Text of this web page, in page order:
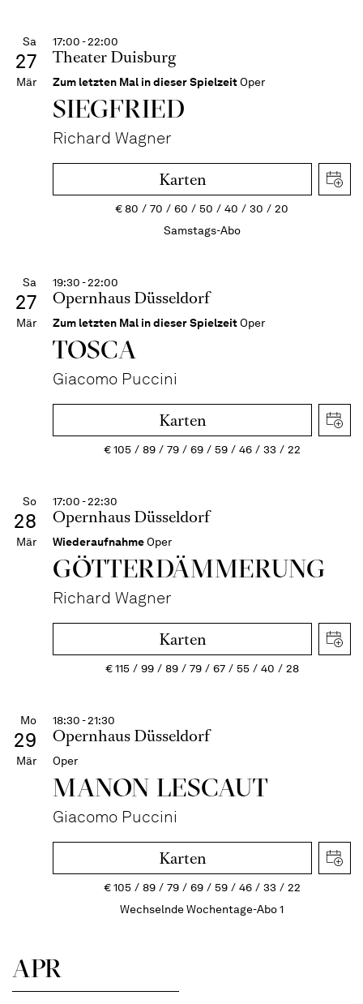
Sa
27
Mär
17:00 - 22:00
Theater Duisburg
Zum letzten Mal in dieser SpielzeitOper
SIEG­FRIED
Richard Wagner
Karten
€80 70 60 50 40 30
20
Samstags-Abo
Sa
27
Mär
19:30 - 22:00
Opernhaus Düsseldorf
Zum letzten Mal in dieser SpielzeitOper
TOSCA
Giacomo Puccini
Karten
€105 89 79 69 59 46 33 22
So
28
Mär
17:00 - 22:30
Opernhaus Düsseldorf
WiederaufnahmeOper
GÖTTER­DÄMMERUNG
Richard Wagner
Karten
€115 99 89 79 67 55 40 28
Mo
29
Mär
18:30 - 21:30
Opernhaus Düsseldorf
Oper
MANON LESCAUT
Giacomo Puccini
Karten
€105 89 79 69 59 46 33
22
Wechselnde Wochentage-Abo 1
APR